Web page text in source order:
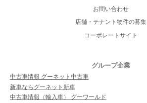
お問い合わせ
店舗・テナント物件の募集
コーポレートサイト
グループ企業
中古車情報 グーネット中古車
新車ならグーネット新車
中古車情報（輸入車） グーワールド